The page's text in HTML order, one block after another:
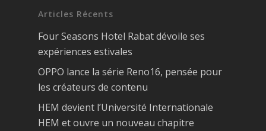
Articles Récents
Four Seasons Hotel Rabat dévoile ses
expériences estivales
OPPO lance la série Reno16, pensée pour
les créateurs de contenu
HEM devient l’Université Internationale
HEM et ouvre un nouveau chapitre